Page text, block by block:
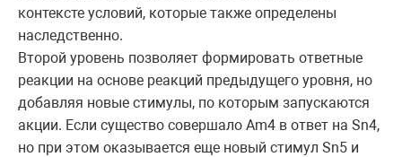
контексте условий, которые также определены
наследственно.
Второй уровень позволяет формировать ответные
реакции на основе реакций предыдущего уровня, но
добавляя новые стимулы, по которым запускаются
акции. Если существо совершало Am4 в ответ на Sn4,
но при этом оказывается еще новый стимул Sn5 и